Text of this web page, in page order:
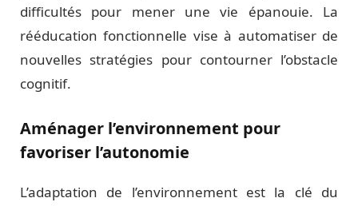
difficultés pour mener une vie épanouie. La
rééducation fonctionnelle vise à automatiser de
nouvelles stratégies pour contourner l’obstacle
cognitif.
Aménager l’environnement pour
favoriser l’autonomie
L’adaptation de l’environnement est la clé du